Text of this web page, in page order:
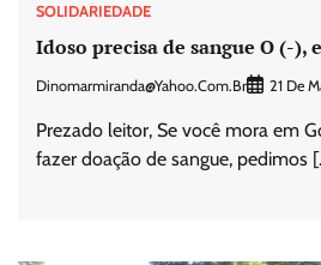
SOLIDARIEDADE
Idoso precisa de sangue O (-),
Dinomarmiranda@yahoo.com.br 21 De
Prezado leitor, Se você mora em
fazer doação de sangue, pedimos